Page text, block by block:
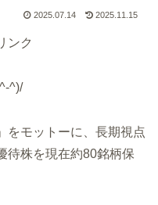
2025.07.14 2025.11.15
ンク
^)/
」をモットーに、長期視点
待株を現在約80銘柄保